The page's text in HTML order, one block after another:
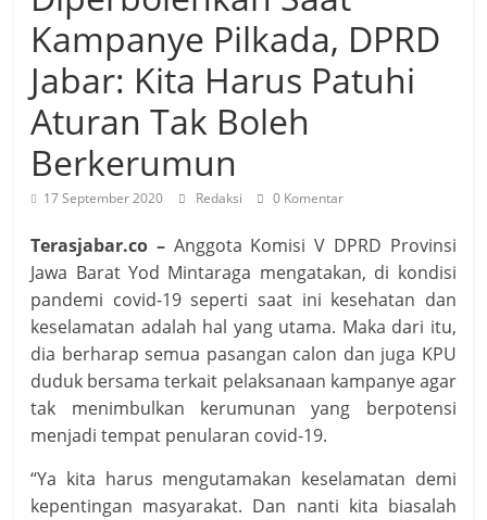
Kampanye Pilkada, DPRD
Jabar: Kita Harus Patuhi
Aturan Tak Boleh
Berkerumun
17 September 2020 Redaksi 0 Komentar
Terasjabar.co – Anggota Komisi V DPRD Provinsi
Jawa Barat Yod Mintaraga mengatakan, di kondisi
pandemi covid-19 seperti saat ini kesehatan dan
keselamatan adalah hal yang utama. Maka dari itu,
dia berharap semua pasangan calon dan juga KPU
duduk bersama terkait pelaksanaan kampanye agar
tak menimbulkan kerumunan yang berpotensi
menjadi tempat penularan covid-19.
“Ya kita harus mengutamakan keselamatan demi
kepentingan masyarakat. Dan nanti kita biasalah